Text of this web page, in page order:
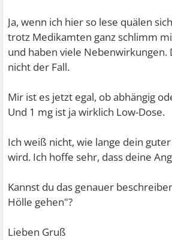
Ja, wenn ich hier so lese quälen
trotz Medikamten ganz schlimm
und haben viele Nebenwirkungen.
nicht der Fall.
Mir ist es jetzt egal, ob abhängig
Und 1 mg ist ja wirklich Low-Dose.
Ich weiß nicht, wie lange dein
wird. Ich hoffe sehr, dass deine
Kannst du das genauer
Hölle gehen"?
Lieben Gruß